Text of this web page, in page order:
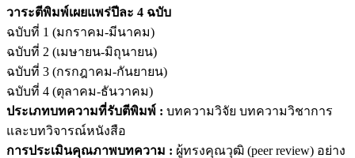
วาระตีพิมพ์เผยแพร่ปีละ 4 ฉบับ
ฉบับที่ 1 (มกราคม-มีนาคม)
ฉบับที่ 2 (เมษายน-มิถุนายน)
ฉบับที่ 3 (กรกฎาคม-กันยายน)
ฉบับที่ 4 (ตุลาคม-ธันวาคม)
ประเภทบทความที่รับตีพิมพ์ : บทความวิจัย บทความวิชาการ
และบทวิจารณ์หนังสือ
การประเมินคุณภาพบทความ : ผู้ทรงคุณวุฒิ (peer review) อย่าง